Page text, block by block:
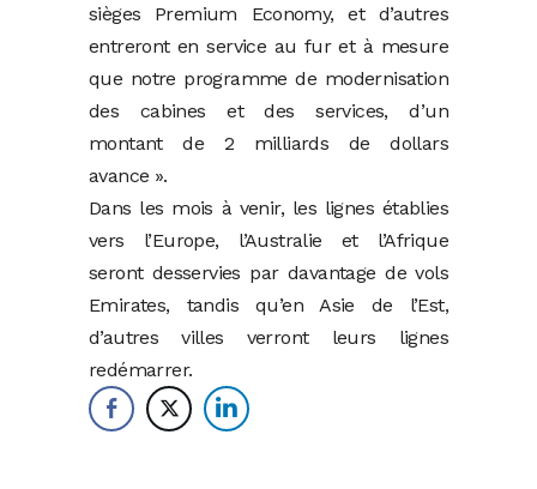
sièges Premium Economy, et d’autres
entreront en service au fur et à mesure
que notre programme de modernisation
des cabines et des services, d’un
montant de 2 milliards de dollars
avance ».
Dans les mois à venir, les lignes établies
vers l’Europe, l’Australie et l’Afrique
seront desservies par davantage de vols
Emirates, tandis qu’en Asie de l’Est,
d’autres villes verront leurs lignes
redémarrer.